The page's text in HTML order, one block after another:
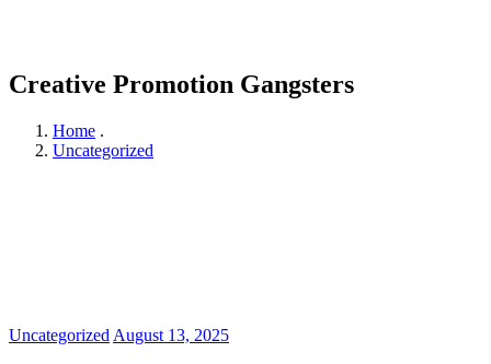
Creative Promotion Gangsters
Home .
Uncategorized
Uncategorized August 13, 2025